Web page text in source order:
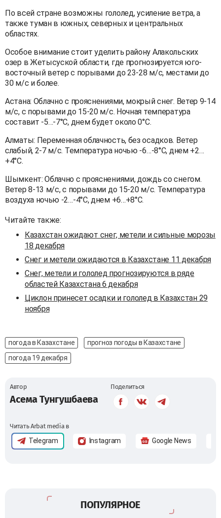
По всей стране возможны гололед, усиление ветра, а
также туман в южных, северных и центральных
областях.
Особое внимание стоит уделить району Алакольских
озер в Жетысуской области, где прогнозируется юго-
восточный ветер с порывами до 23-28 м/с, местами до
30 м/с и более.
Астана: Облачно с прояснениями, мокрый снег. Ветер 9-14
м/с, с порывами до 15-20 м/с. Ночная температура
составит -5…-7°C, днем будет около 0°C.
Алматы: Переменная облачность, без осадков. Ветер
слабый, 2-7 м/с. Температура ночью -6…-8°C, днем +2…
+4°C.
Шымкент: Облачно с прояснениями, дождь со снегом.
Ветер 8-13 м/с, с порывами до 15-20 м/с. Температура
воздуха ночью -2…-4°C, днем +6…+8°C.
Читайте также:
Казахстан ожидают снег, метели и сильные морозы
18 декабря
Снег и метели ожидаются в Казахстане 11 декабря
Снег, метели и гололед прогнозируются в ряде
областей Казахстана 6 декабря
Циклон принесет осадки и гололед в Казахстан 29
ноября
погода в Казахстане
прогноз погоды в Казахстане
погода 19 декабря
Автор
Асема Тунгушбаева
Поделиться
Читать Arbat media в
Telegram Instagram Google News
ПОПУЛЯРНОЕ